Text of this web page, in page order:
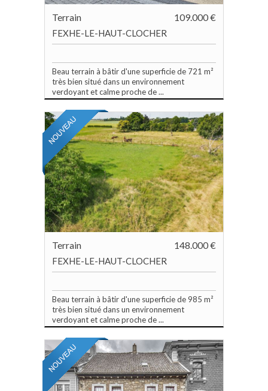
Terrain 109.000 €
FEXHE-LE-HAUT-CLOCHER
Beau terrain à bâtir d'une superficie de 721 m²
très bien situé dans un environnement
verdoyant et calme proche de ...
Terrain 148.000 €
FEXHE-LE-HAUT-CLOCHER
Beau terrain à bâtir d'une superficie de 985 m²
très bien situé dans un environnement
verdoyant et calme proche de ...